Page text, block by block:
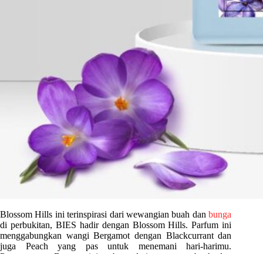
Blossom Hills ini terinspirasi dari wewangian buah danbunga
di perbukitan, BIES hadir dengan Blossom Hills. Parfum ini
menggabungkan wangi Bergamot dengan Blackcurrant dan
juga Peach yang pas untuk menemani hari-harimu.